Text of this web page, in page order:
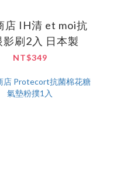
店 IH清 et moi抗
影刷2入 日本製
NT$349